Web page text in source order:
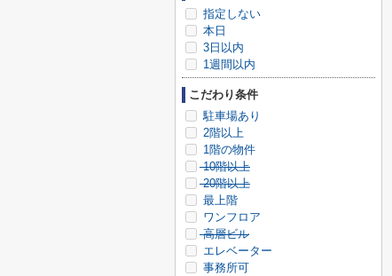
指定しない
本日
3日以内
1週間以内
こだわり条件
駐車場あり
2階以上
1階の物件
10階以上
20階以上
最上階
ワンフロア
高層ビル
エレベーター
事務所可